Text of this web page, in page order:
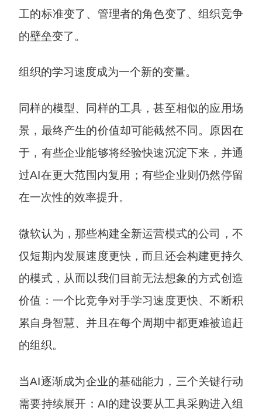
工的标准变了、管理者的角色变了、组织竞争
的壁垒变了。
组织的学习速度成为一个新的变量。
同样的模型、同样的工具，甚至相似的应用场
景，最终产生的价值却可能截然不同。原因在
于，有些企业能够将经验快速沉淀下来，并通
过AI在更大范围内复用；有些企业则仍然停留
在一次性的效率提升。
微软认为，那些构建全新运营模式的公司，不
仅短期内发展速度更快，而且还会构建更持久
的模式，从而以我们目前无法想象的方式创造
价值：一个比竞争对手学习速度更快、不断积
累自身智慧、并且在每个周期中都更难被追赶
的组织。
当AI逐渐成为企业的基础能力，三个关键行动
需要持续展开：AI的建设要从工具采购进入组